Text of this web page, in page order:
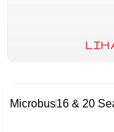
Microbus16 & 20